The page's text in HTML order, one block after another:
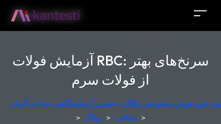
آزمایش فولات RBC: سرنخ‌های بهتر
از فولات سرم
خون هوش مصنوعی رایگان – تفسیر آزمایشگاهی، ساخت آلمان
> وبلاگ > مقالات >